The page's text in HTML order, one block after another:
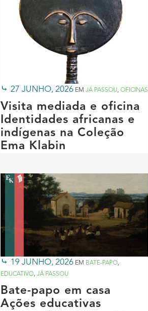
27 JUNHO, 2026 EM JÁ PASSOU, OFICINAS
Visita mediada e oficina
Identidades africanas e
indígenas na Coleção
Ema Klabin
19 JUNHO, 2026 EM BATE-PAPO,
EDUCATIVO, JÁ PASSOU
Bate-papo em casa
Ações educativas